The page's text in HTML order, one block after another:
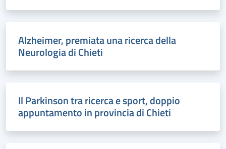
Alzheimer, premiata una ricerca della
Neurologia di Chieti
Il Parkinson tra ricerca e sport, doppio
appuntamento in provincia di Chieti